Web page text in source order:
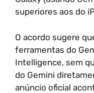
superiores aos do
O acordo sugere
ferramentas do
Intelligence, sem
do Gemini
anúncio oficial